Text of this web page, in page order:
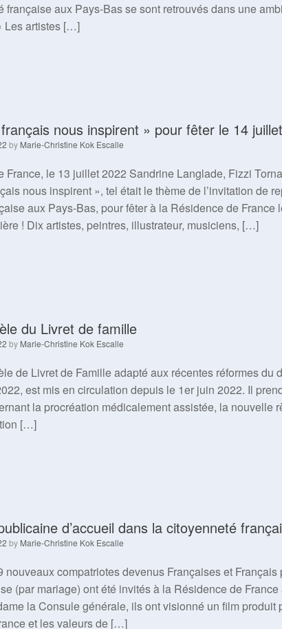
française aux Pays-Bas se sont retrouvés dans une
Les artistes […]
nous inspirent » pour fêter le 14 juillet
by Marie-Christine Kok Escalle
France, le 13 juillet 2022 Sandrine Langlade, Fizzi
nous inspirent », tel était le thème de l’invitation de
aux Pays-Bas, pour fêter à la Résidence de
! Dix artistes, peintres, illustrateur, musiciens, […]
du Livret de famille
by Marie-Christine Kok Escalle
de Livret de Famille adapté aux récentes réformes du
est mis en circulation depuis le 1er juin 2022. Il
la procréation médicalement assistée, la nouvelle
[…]
d’accueil dans la citoyenneté
by Marie-Christine Kok Escalle
nouveaux compatriotes devenus Françaises et
(par mariage) ont été invités à la Résidence de France
la Consule générale, ils ont visionné un film produit
et les valeurs de […]